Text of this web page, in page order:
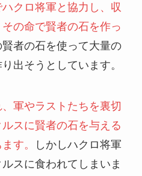
クロ将軍と協力し、収
の命で賢者の石を作っ
賢者の石を使って大量の
出そうとしています。
軍やラストたちを裏切
スに賢者の石を与える
す。
しかしハクロ将軍
スに食われてしまいま